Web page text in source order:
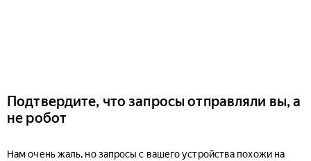
Подтвердите, что запросы отправляли вы, а
не робот
Нам очень жаль, но запросы с вашего устройства похожи на